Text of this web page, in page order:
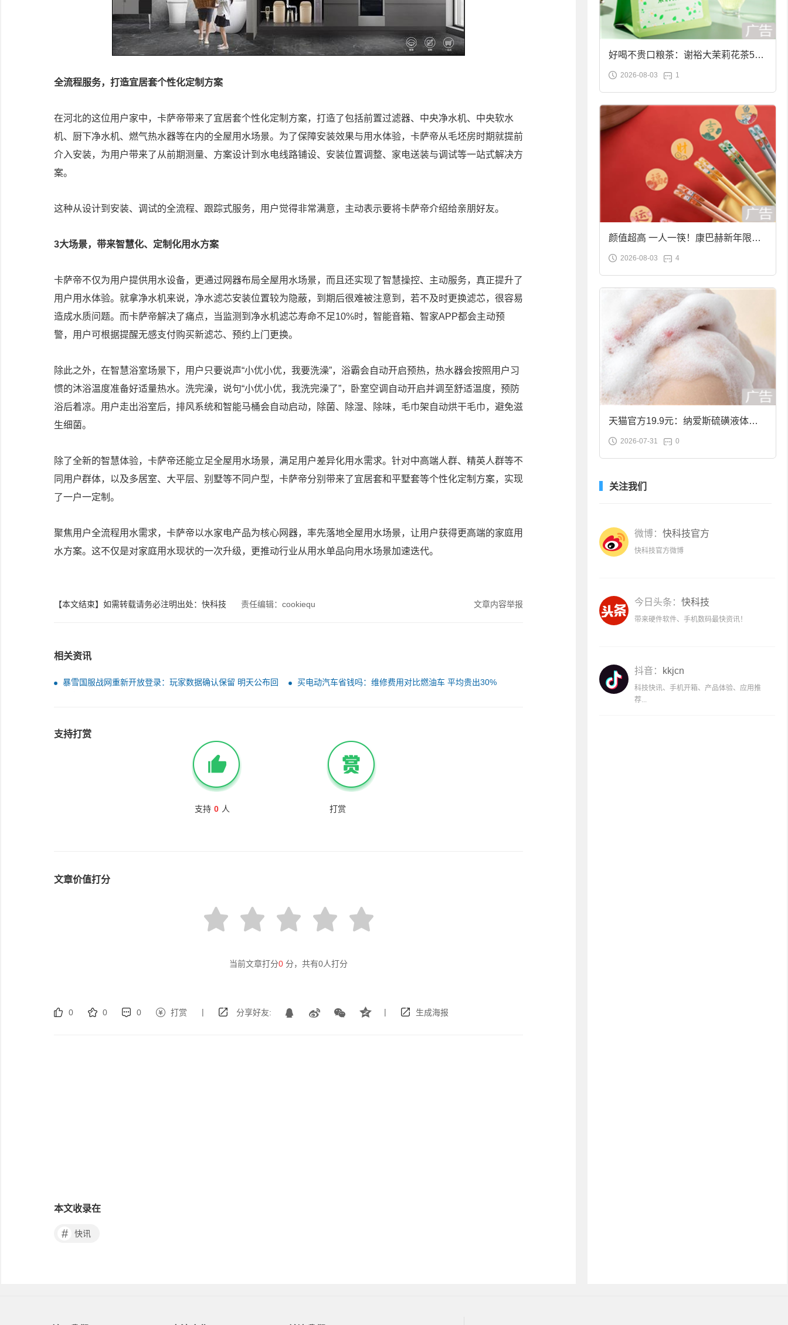
全流程服务，打造宜居套个性化定制方案
在河北的这位用户家中，卡萨帝带来了宜居套个性化定制方案，打造了包括前置过滤器、中央净水机、中央软水
机、厨下净水机、燃气热水器等在内的全屋用水场景。为了保障安装效果与用水体验，卡萨帝从毛坯房时期就提前
介入安装，为用户带来了从前期测量、方案设计到水电线路铺设、安装位置调整、家电送装与调试等一站式解决方
案。
这种从设计到安装、调试的全流程、跟踪式服务，用户觉得非常满意，主动表示要将卡萨帝介绍给亲朋好友。
3大场景，带来智慧化、定制化用水方案
卡萨帝不仅为用户提供用水设备，更通过网器布局全屋用水场景，而且还实现了智慧操控、主动服务，真正提升了
用户用水体验。就拿净水机来说，净水滤芯安装位置较为隐蔽，到期后很难被注意到，若不及时更换滤芯，很容易
造成水质问题。而卡萨帝解决了痛点，当监测到净水机滤芯寿命不足10%时，智能音箱、智家APP都会主动预
警，用户可根据提醒无感支付购买新滤芯、预约上门更换。
除此之外，在智慧浴室场景下，用户只要说声“小优小优，我要洗澡”，浴霸会自动开启预热，热水器会按照用户习
惯的沐浴温度准备好适量热水。洗完澡，说句“小优小优，我洗完澡了”，卧室空调自动开启并调至舒适温度，预防
浴后着凉。用户走出浴室后，排风系统和智能马桶会自动启动，除菌、除湿、除味，毛巾架自动烘干毛巾，避免滋
生细菌。
除了全新的智慧体验，卡萨帝还能立足全屋用水场景，满足用户差异化用水需求。针对中高端人群、精英人群等不
同用户群体，以及多居室、大平层、别墅等不同户型，卡萨帝分别带来了宜居套和平墅套等个性化定制方案，实现
了一户一定制。
聚焦用户全流程用水需求，卡萨帝以水家电产品为核心网器，率先落地全屋用水场景，让用户获得更高端的家庭用
水方案。这不仅是对家庭用水现状的一次升级，更推动行业从用水单品向用水场景加速迭代。
【本文结束】如需转载请务必注明出处：快科技 责任编辑：cookiequ 文章内容举报
相关资讯
暴雪国服战网重新开放登录：玩家数据确认保留 明天公布回
买电动汽车省钱吗：维修费用对比燃油车 平均贵出30%
支持打赏
支持 0 人 打赏
文章价值打分
当前文章打分0 分，共有0人打分
0 0 0 打赏 | 分享好友: | 生成海报
本文收录在
# 快讯
好喝不贵口粮茶：谢裕大茉莉花茶50g
袋装9.9元到手
2026-08-03 1
颜值超高 一人一筷！康巴赫新年限定
合金筷子大促：19.9元
2026-08-03 4
天猫官方19.9元：纳爱斯硫磺液体香
皂2斤大促
2026-07-31 0
关注我们
微博： 快科技官方
快科技官方微博
今日头条： 快科技
带来硬件软件、手机数码最快资讯！
抖音： kkjcn
科技快讯、手机开箱、产品体验、应用推
荐...